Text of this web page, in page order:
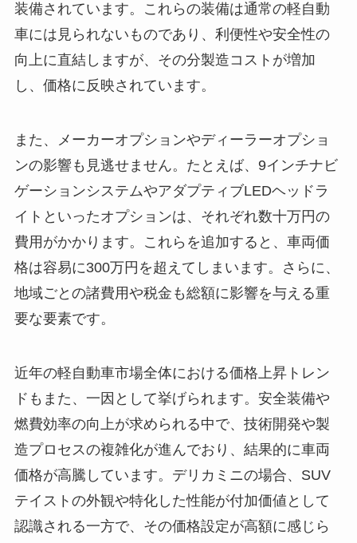
装備されています。これらの装備は通常の軽自動
車には見られないものであり、利便性や安全性の
向上に直結しますが、その分製造コストが増加
し、価格に反映されています。
また、メーカーオプションやディーラーオプショ
ンの影響も見逃せません。たとえば、9インチナビ
ゲーションシステムやアダプティブLEDヘッドラ
イトといったオプションは、それぞれ数十万円の
費用がかかります。これらを追加すると、車両価
格は容易に300万円を超えてしまいます。さらに、
地域ごとの諸費用や税金も総額に影響を与える重
要な要素です。
近年の軽自動車市場全体における価格上昇トレン
ドもまた、一因として挙げられます。安全装備や
燃費効率の向上が求められる中で、技術開発や製
造プロセスの複雑化が進んでおり、結果的に車両
価格が高騰しています。デリカミニの場合、SUV
テイストの外観や特化した性能が付加価値として
認識される一方で、その価格設定が高額に感じら